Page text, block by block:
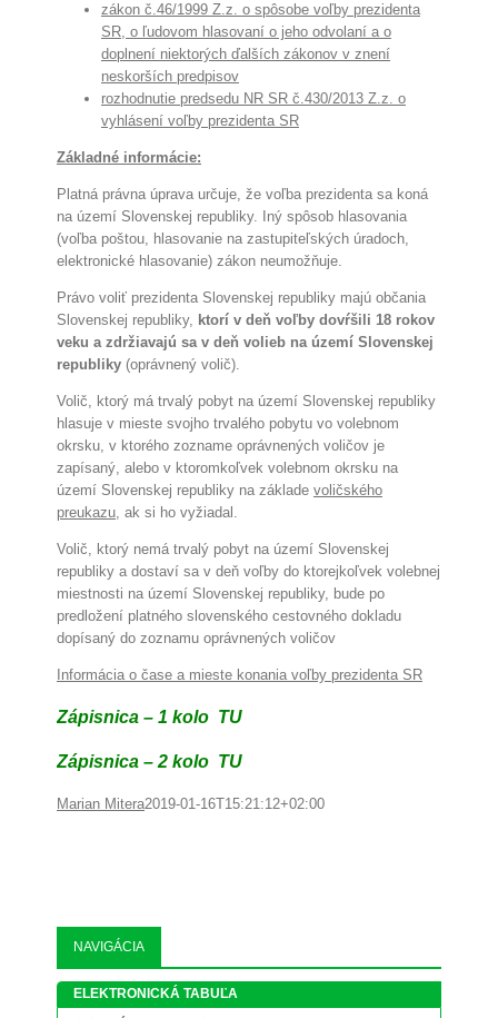
zákon č.46/1999 Z.z. o spôsobe voľby prezidenta
SR, o ľudovom hlasovaní o jeho odvolaní a o
doplnení niektorých ďalších zákonov v znení
neskorších predpisov
rozhodnutie predsedu NR SR č.430/2013 Z.z. o
vyhlásení voľby prezidenta SR
Základné informácie:
Platná právna úprava určuje, že voľba prezidenta sa koná
na území Slovenskej republiky. Iný spôsob hlasovania
(voľba poštou, hlasovanie na zastupiteľských úradoch,
elektronické hlasovanie) zákon neumožňuje.
Právo voliť prezidenta Slovenskej republiky majú občania
Slovenskej republiky, ktorí v deň voľby dovŕšili 18 rokov
veku a zdržiavajú sa v deň volieb na území Slovenskej
republiky (oprávnený volič).
Volič, ktorý má trvalý pobyt na území Slovenskej republiky
hlasuje v mieste svojho trvalého pobytu vo volebnom
okrsku, v ktorého zozname oprávnených voličov je
zapísaný, alebo v ktoromkoľvek volebnom okrsku na
území Slovenskej republiky na základe voličského
preukazu, ak si ho vyžiadal.
Volič, ktorý nemá trvalý pobyt na území Slovenskej
republiky a dostaví sa v deň voľby do ktorejkoľvek volebnej
miestnosti na území Slovenskej republiky, bude po
predložení platného slovenského cestovného dokladu
dopísaný do zoznamu oprávnených voličov
Informácia o čase a mieste konania voľby prezidenta SR
Zápisnica – 1 kolo TU
Zápisnica – 2 kolo TU
Marian Mitera2019-01-16T15:21:12+02:00
NAVIGÁCIA
ELEKTRONICKÁ TABUĽA